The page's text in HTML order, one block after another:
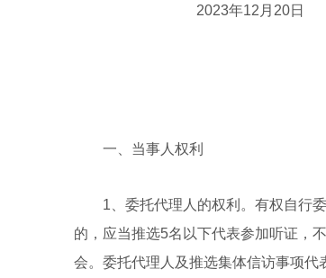
2023年12月20日
一、当事人权利
1、委托代理人的权利。有权自行委
的，应当推选5名以下代表参加听证，
会。委托代理人及推选集体信访事项